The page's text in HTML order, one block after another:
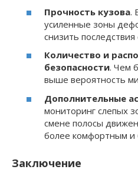
Прочность кузова.
усиленные зоны
снизить последствия
Количество и
безопасности. Чем
выше вероятность
Дополнительные
мониторинг слепых
смене полосы
более комфортным и
Заключение